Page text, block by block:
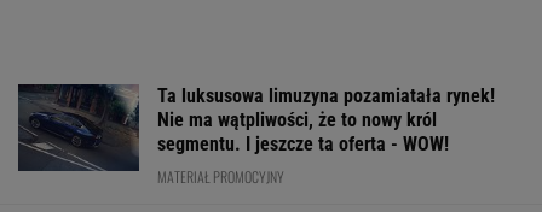
Co za design! A rata miesięczna? Zaskakująco
niska!
MATERIAŁ PROMOCYJNY